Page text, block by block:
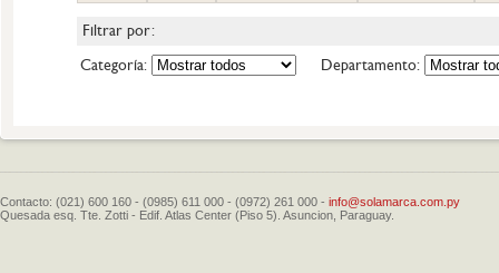
Filtrar por:
Categoría:
Departamento:
Contacto: (021) 600 160 - (0985) 611 000 - (0972) 261 000 - info@solamarca.com.py
Quesada esq. Tte. Zotti - Edif. Atlas Center (Piso 5). Asuncion, Paraguay.